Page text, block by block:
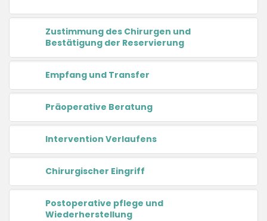
Zustimmung des Chirurgen und
Bestätigung der Reservierung
Empfang und Transfer
Präoperative Beratung
Intervention Verlaufens
Chirurgischer Eingriff
Postoperative pflege und
Wiederherstellung